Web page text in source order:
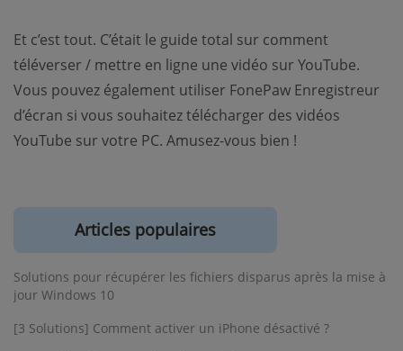
Et c’est tout. C’était le guide total sur comment
téléverser / mettre en ligne une vidéo sur YouTube.
Vous pouvez également utiliser FonePaw Enregistreur
d’écran si vous souhaitez télécharger des vidéos
YouTube sur votre PC. Amusez-vous bien !
Articles populaires
Solutions pour récupérer les fichiers disparus après la mise à
jour Windows 10
[3 Solutions] Comment activer un iPhone désactivé ?